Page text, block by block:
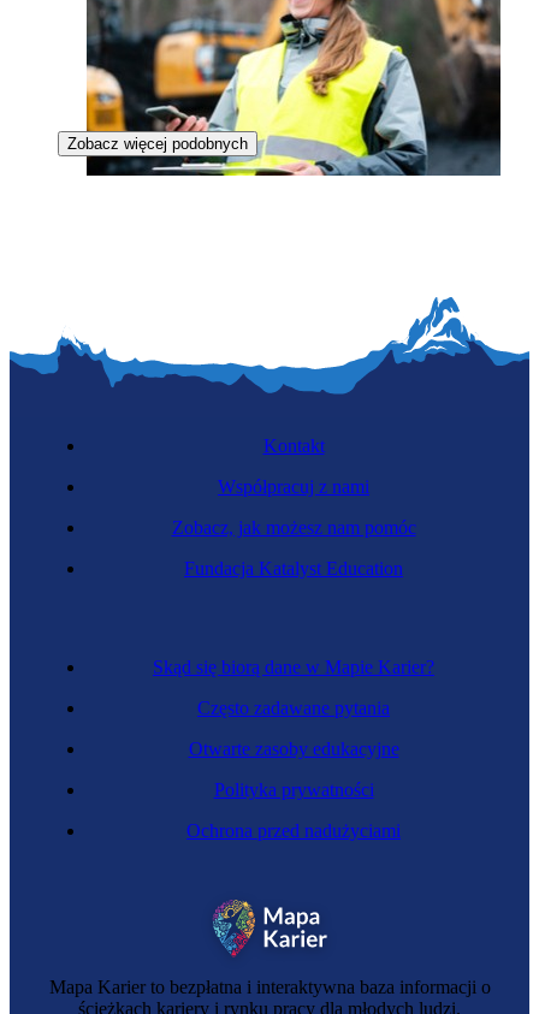
Specjalistka przemysłu mody
Mechaniczka precyzyjna
Zobacz więcej podobnych
Mapa Karier to bezpłatna i interaktywna baza informacji o
ścieżkach kariery i rynku pracy dla młodych ludzi.
Skąd się biorą dane w Mapie Karier?
Często zadawane pytania
Otwarte zasoby edukacyjne
Polityka prywatności
Ochrona przed nadużyciami
Kontakt
Współpracuj z nami
Zobacz, jak możesz nam pomóc
Fundacja Katalyst Education